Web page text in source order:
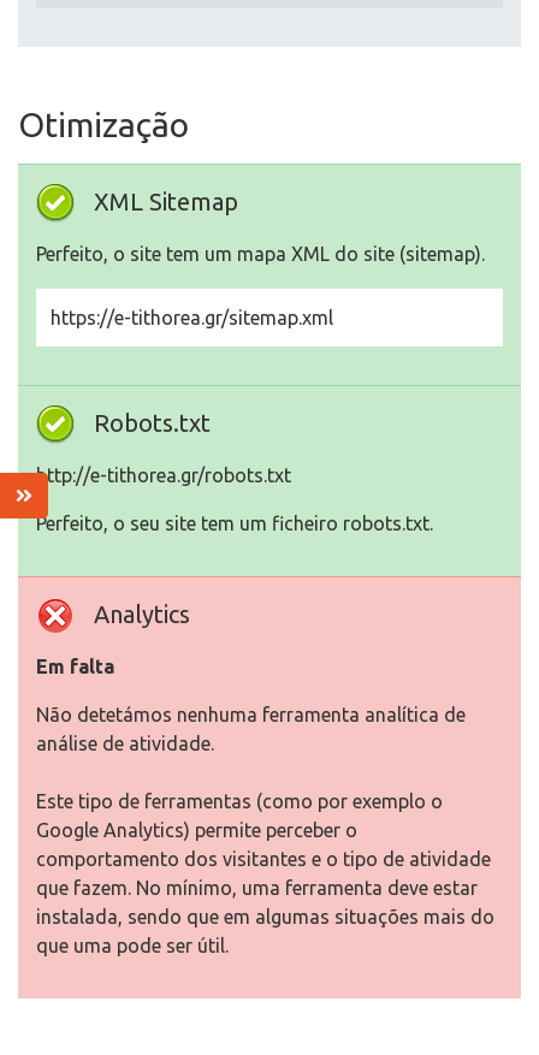
Otimização
XML Sitemap
Perfeito, o site tem um mapa XML do site (sitemap).
https://e-tithorea.gr/sitemap.xml
Robots.txt
http://e-tithorea.gr/robots.txt
Perfeito, o seu site tem um ficheiro robots.txt.
Analytics
Em falta
Não detetámos nenhuma ferramenta analítica de
análise de atividade.
Este tipo de ferramentas (como por exemplo o
Google Analytics) permite perceber o
comportamento dos visitantes e o tipo de atividade
que fazem. No mínimo, uma ferramenta deve estar
instalada, sendo que em algumas situações mais do
que uma pode ser útil.